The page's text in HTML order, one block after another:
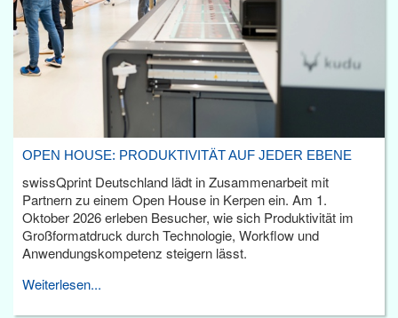
OPEN HOUSE: PRODUKTIVITÄT AUF JEDER EBENE
swissQprint Deutschland lädt in Zusammenarbeit mit
Partnern zu einem Open House in Kerpen ein. Am 1.
Oktober 2026 erleben Besucher, wie sich Produktivität im
Großformatdruck durch Technologie, Workflow und
Anwendungskompetenz steigern lässt.
Weiterlesen...